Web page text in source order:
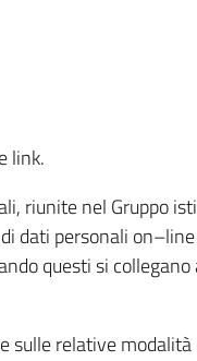
link.
riunite nel Gruppo
dati personali
questi si collegano
sulle relative modalità